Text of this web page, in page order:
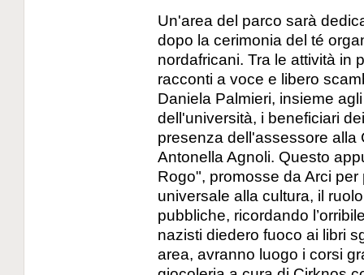
Un'area del parco sarà
dopo la cerimonia del té
nordafricani. Tra le attività in
racconti a voce e libero
Daniela Palmieri, insieme
dell'università, i beneficiari
presenza dell'assessore alla
Antonella Agnoli. Questo
Rogo", promosse da Arci
universale alla cultura, il
pubbliche, ricordando
nazisti diedero fuoco ai libri
area, avranno luogo i corsi